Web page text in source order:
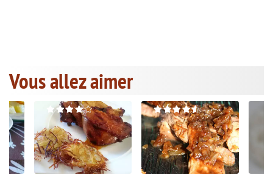
Vous allez aimer